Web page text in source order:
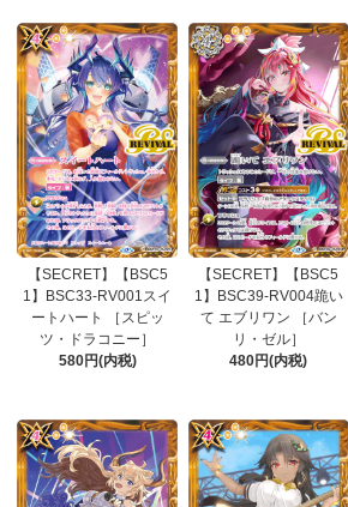
【SECRET】【BSC5
1】BSC33-RV001スイ
ートハート ［スピッ
ツ・ドラコニー］
580円(内税)
【SECRET】【BSC5
1】BSC39-RV004跪い
て エブリワン ［バン
リ・ゼル］
480円(内税)